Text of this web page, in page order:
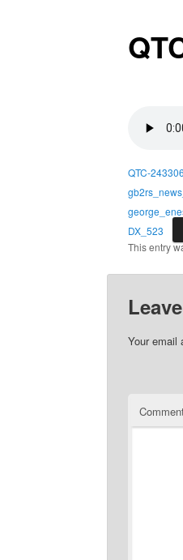
QTC-
DX_523
This entry
Your email